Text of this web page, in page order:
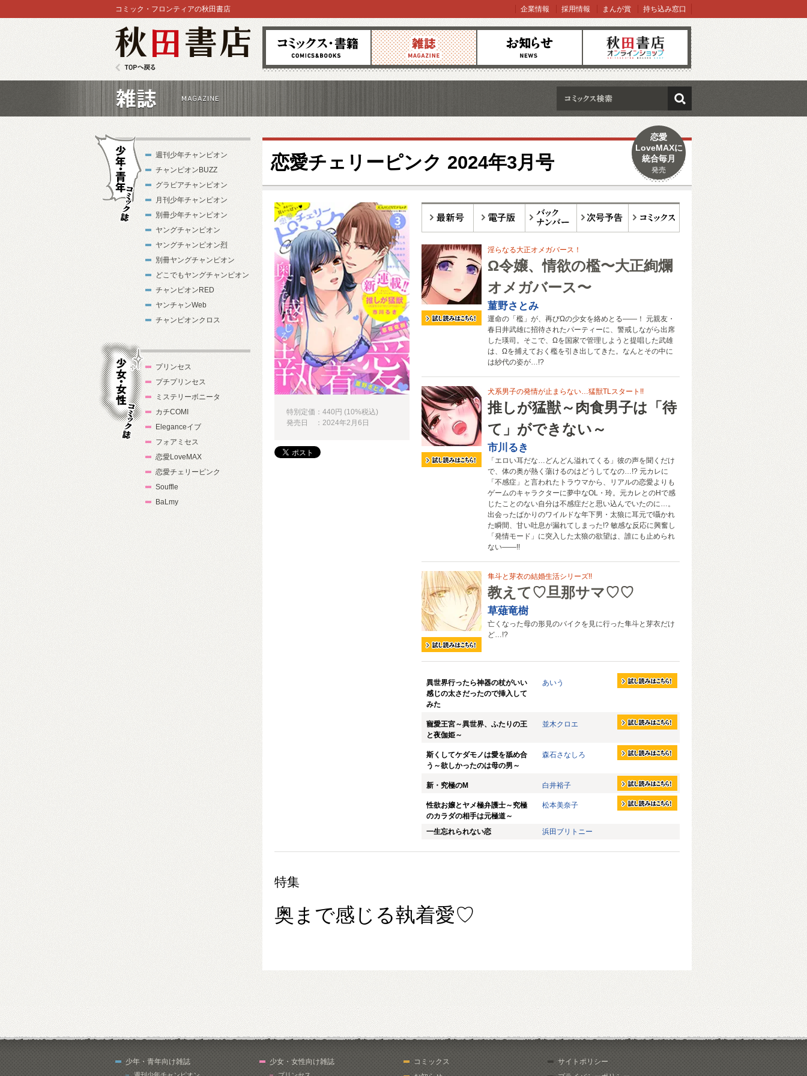
コミックス 雑誌 お知らせ オンラインショップ
コミック・フロンティアの秋田書店 企業情報 採用情報 まんが賞 持ち込み窓口
検索
恋愛チェリーピンク 2024年3月号
恋愛
LoveMAXに
統合毎月
発売
淫らなる大正オメガバース！
Ω令嬢、情欲の檻〜大正絢爛
オメガバース〜
菫野さとみ
運命の「檻」が、再びΩの少女を絡めとる――！ 元親友・
春日井武雄に招待されたパーティーに、警戒しながら出席
した瑛司。そこで、Ωを国家で管理しようと提唱した武雄
は、Ωを捕えておく檻を引き出してきた。なんとその中に
は紗代の姿が…!?
犬系男子の発情が止まらない…猛獣TLスタート!!
推しが猛獣～肉食男子は「待
て」ができない～
市川るき
「エロい耳だな…どんどん溢れてくる」彼の声を聞くだけ
で、体の奥が熱く蕩けるのはどうしてなの…!? 元カレに
「不感症」と言われたトラウマから、リアルの恋愛よりも
ゲームのキャラクターに夢中なOL・玲。元カレとのHで感
じたことのない自分は不感症だと思い込んでいたのに…。
出会ったばかりのワイルドな年下男・太狼に耳元で囁かれ
た瞬間、甘い吐息が漏れてしまった!? 敏感な反応に興奮し
「発情モード」に突入した太狼の欲望は、誰にも止められ
ない――!!
隼斗と芽衣の結婚生活シリーズ!!
教えて♡旦那サマ♡♡
草薙竜樹
亡くなった母の形見のバイクを見に行った隼斗と芽衣だけ
ど…!?
異世界行ったら神器の杖がいい
感じの太さだったので挿入して
みた
あいう
寵愛王宮～異世界、ふたりの王
と夜伽姫～
並木クロエ
斯くしてケダモノは愛を舐め合
う～欲しかったのは母の男～
森石さなしろ
新・究極のM 白井裕子
性欲お嬢とヤメ極弁護士～究極
のカラダの相手は元極道～
松本美奈子
一生忘れられない恋 浜田ブリトニー
特別定価：440円 (10%税込)
発売日 ：2024年2月6日
特集
奥まで感じる執着愛♡
週刊少年チャンピオン
チャンピオンBUZZ
グラビアチャンピオン
月刊少年チャンピオン
別冊少年チャンピオン
ヤングチャンピオン
ヤングチャンピオン烈
別冊ヤングチャンピオン
どこでもヤングチャンピオン
チャンピオンRED
ヤンチャンWeb
チャンピオンクロス
少女・女性コ
プリンセス
プチプリンセス
ミステリーボニータ
カチCOMI
Eleganceイブ
フォアミセス
恋愛LoveMAX
恋愛チェリーピンク
Souffle
BaLmy
少年・青年向け雑誌 少女・女性向け雑誌
コミックス
サイトポリシー